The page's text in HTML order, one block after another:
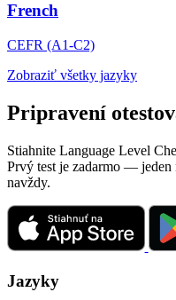
French
CEFR (A1-C2)
Zobraziť všetky jazyky
Pripravení
Stiahnite Language Level
Prvý test je zadarmo —
navždy.
Jazyky